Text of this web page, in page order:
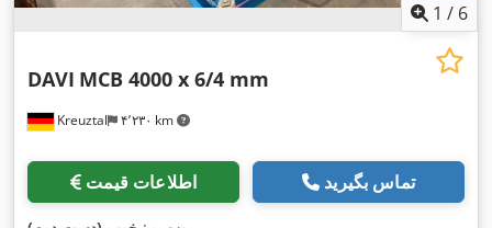
1 / 6
Kreuztal ۴٬۲۳۰ km
DAVI MCB 4000 x 6/4 mm
اطلاعات قیمت تماس بگیرید